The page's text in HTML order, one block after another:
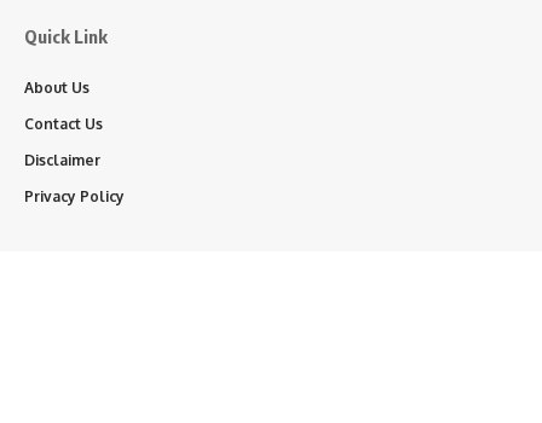
Quick Link
About Us
Contact Us
Disclaimer
Privacy Policy